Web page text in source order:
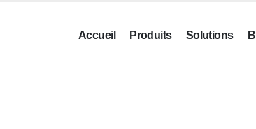
Accueil Produits Solutions